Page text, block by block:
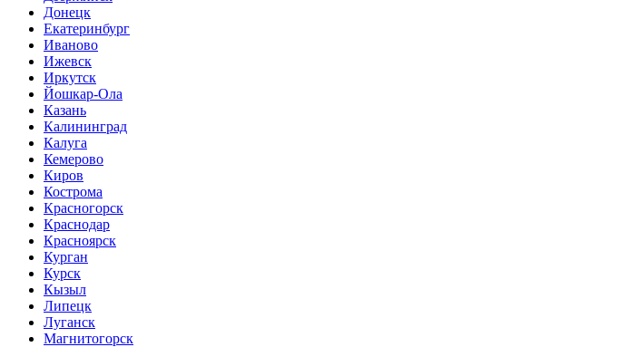
Донецк
Екатеринбург
Иваново
Ижевск
Иркутск
Йошкар-Ола
Казань
Калининград
Калуга
Кемерово
Киров
Кострома
Красногорск
Краснодар
Красноярск
Курган
Курск
Кызыл
Липецк
Луганск
Магнитогорск